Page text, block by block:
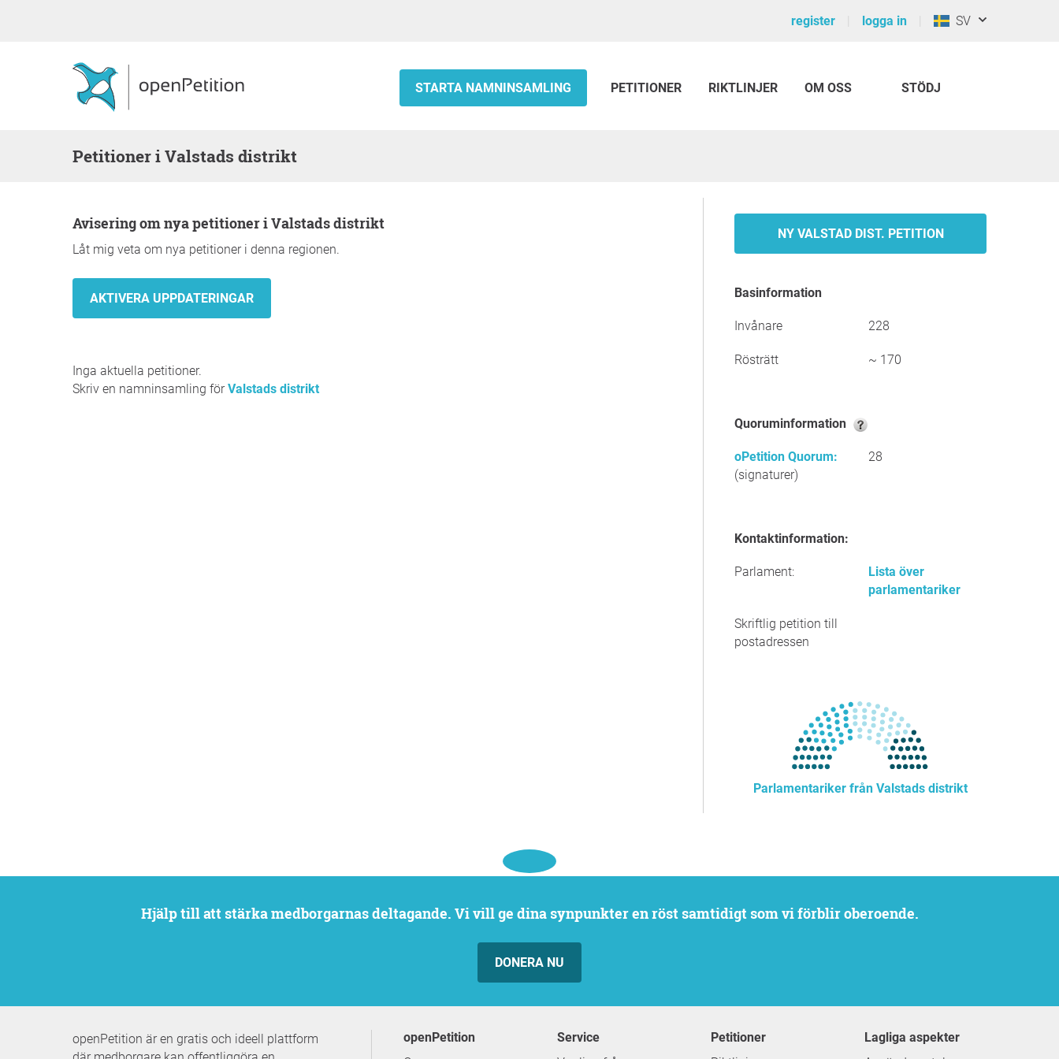
register logga in SV
STARTA NAMNINSAMLING PETITIONER RIKTLINJER OM OSS STÖDJ
Petitioner i Valstads distrikt
Avisering om nya petitioner i Valstads distrikt
Låt mig veta om nya petitioner i denna regionen.
Inga aktuella petitioner.
Skriv en namninsamling förValstads distrikt
NY VALSTAD DIST. PETITION
Basinformation
Invånare 228
Rösträtt ~ 170
Quoruminformation
oPetition Quorum:
(signaturer)
28
Kontaktinformation:
Parlament:
Lista över
parlamentariker
Skriftlig petition till
postadressen
Parlamentariker från Valstads distrikt
Hjälp till att stärka medborgarnas deltagande. Vi vill ge dina synpunkter en röst samtidigt som vi förblir oberoende.
DONERA NU
openPetition är en gratis och ideell plattform
openPetition
service
Petitioner
Lagliga aspekter